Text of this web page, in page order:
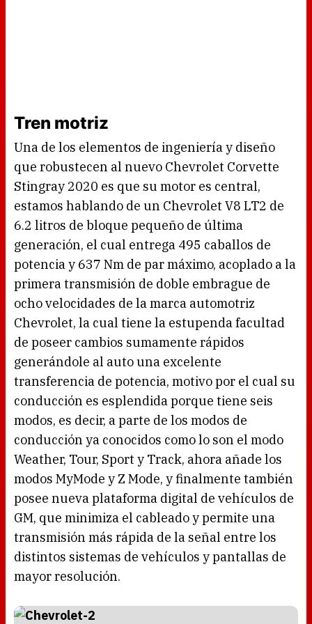
Tren motriz
Una de los elementos de ingeniería y diseño
que robustecen al nuevo Chevrolet Corvette
Stingray 2020 es que su motor es central,
estamos hablando de un Chevrolet V8 LT2 de
6.2 litros de bloque pequeño de última
generación, el cual entrega 495 caballos de
potencia y 637 Nm de par máximo, acoplado a la
primera transmisión de doble embrague de
ocho velocidades de la marca automotriz
Chevrolet, la cual tiene la estupenda facultad
de poseer cambios sumamente rápidos
generándole al auto una excelente
transferencia de potencia, motivo por el cual su
conducción es esplendida porque tiene seis
modos, es decir, a parte de los modos de
conducción ya conocidos como lo son el modo
Weather, Tour, Sport y Track, ahora añade los
modos MyMode y Z Mode, y finalmente también
posee nueva plataforma digital de vehículos de
GM, que minimiza el cableado y permite una
transmisión más rápida de la señal entre los
distintos sistemas de vehículos y pantallas de
mayor resolución.